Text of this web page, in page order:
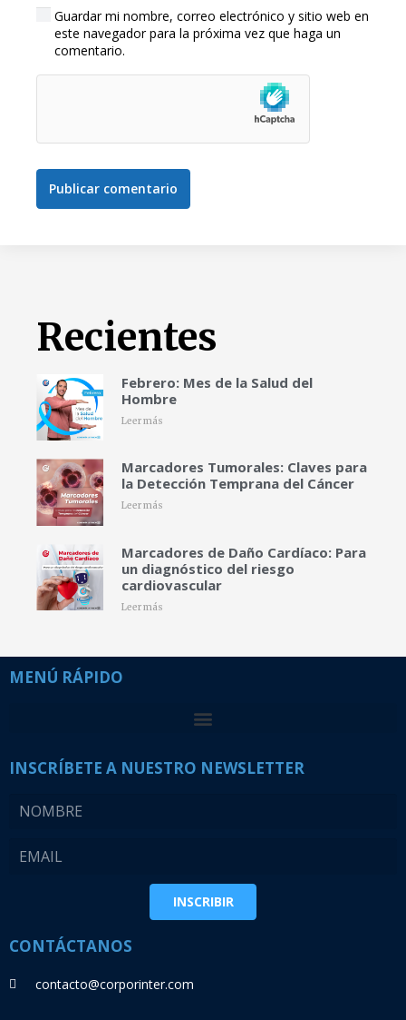
Guardar mi nombre, correo electrónico y sitio web en
este navegador para la próxima vez que haga un
comentario.
Publicar comentario
Recientes
Febrero: Mes de la Salud del
Hombre
Leer más
Marcadores Tumorales: Claves para
la Detección Temprana del Cáncer
Leer más
Marcadores de Daño Cardíaco: Para
un diagnóstico del riesgo
cardiovascular
Leer más
MENÚ RÁPIDO
INSCRÍBETE A NUESTRO NEWSLETTER
INSCRIBIR
CONTÁCTANOS
contacto@corporinter.com